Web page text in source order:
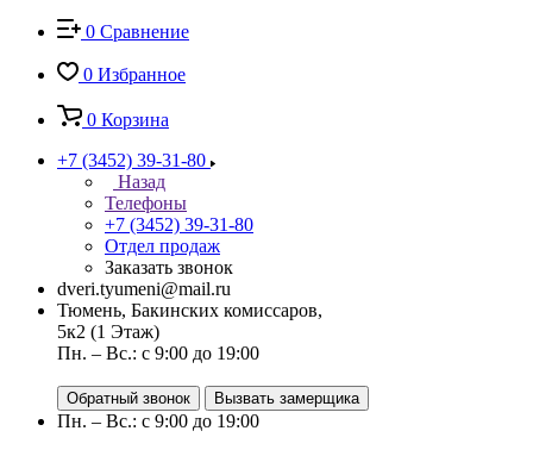
0 Сравнение
0 Избранное
0 Корзина
+7 (3452) 39-31-80
Назад
Телефоны
+7 (3452) 39-31-80
Отдел продаж
Заказать звонок
dveri.tyumeni@mail.ru
Тюмень, Бакинских комиссаров,
5к2 (1 Этаж)
Пн. – Вс.: с 9:00 до 19:00
Обратный звонок Вызвать замерщика
Пн. – Вс.: с 9:00 до 19:00